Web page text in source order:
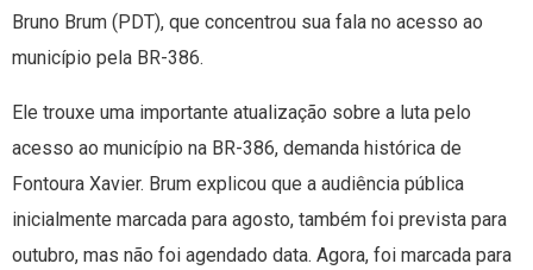
Bruno Brum (PDT), que concentrou sua fala no acesso ao
município pela BR-386.
Ele trouxe uma importante atualização sobre a luta pelo
acesso ao município na BR-386, demanda histórica de
Fontoura Xavier. Brum explicou que a audiência pública
inicialmente marcada para agosto, também foi prevista para
outubro, mas não foi agendado data. Agora, foi marcada para